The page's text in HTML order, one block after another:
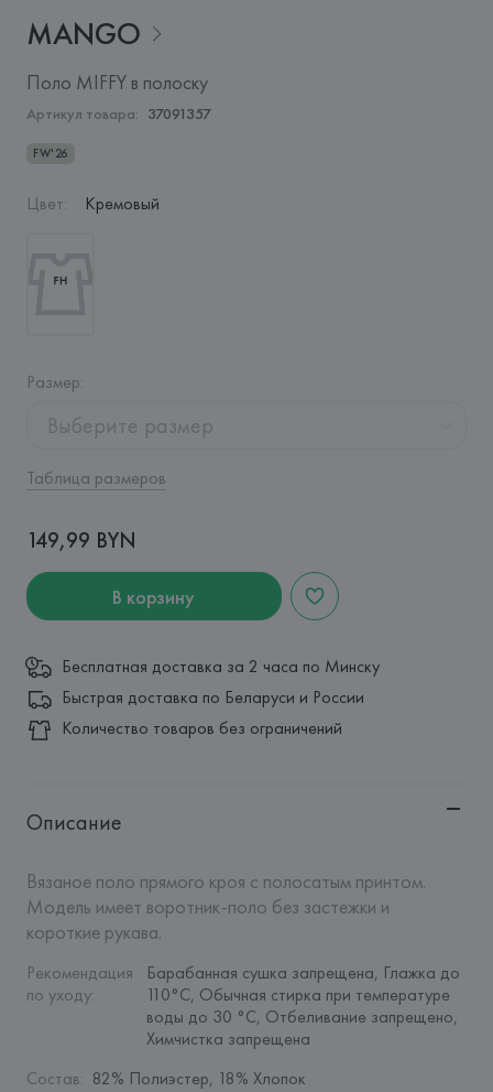
MANGO
Поло MIFFY в полоску
Артикул товара: 37091357
FW'26
Цвет: Кремовый
Размер:
Выберите размер
Таблица размеров
149,99 BYN
В корзину
Бесплатная доставка за 2 часа по Минску
Быстрая доставка по Беларуси и России
Количество товаров без ограничений
Описание
Вязаное поло прямого кроя с полосатым принтом.
Модель имеет воротник-поло без застежки и
короткие рукава.
Рекомендация
по уходу:
Барабанная сушка запрещена, Глажка до
110°C, Обычная стирка при температуре
воды до 30 °C, Отбеливание запрещено,
Химчистка запрещена
Состав: 82% Полиэстер, 18% Хлопок